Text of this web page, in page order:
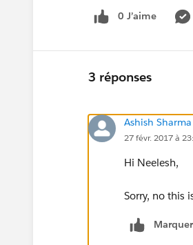
0 J’aime
3 réponses
Ashish Sharma
27 févr. 2017 à
Hi Neelesh,
Sorry, no this